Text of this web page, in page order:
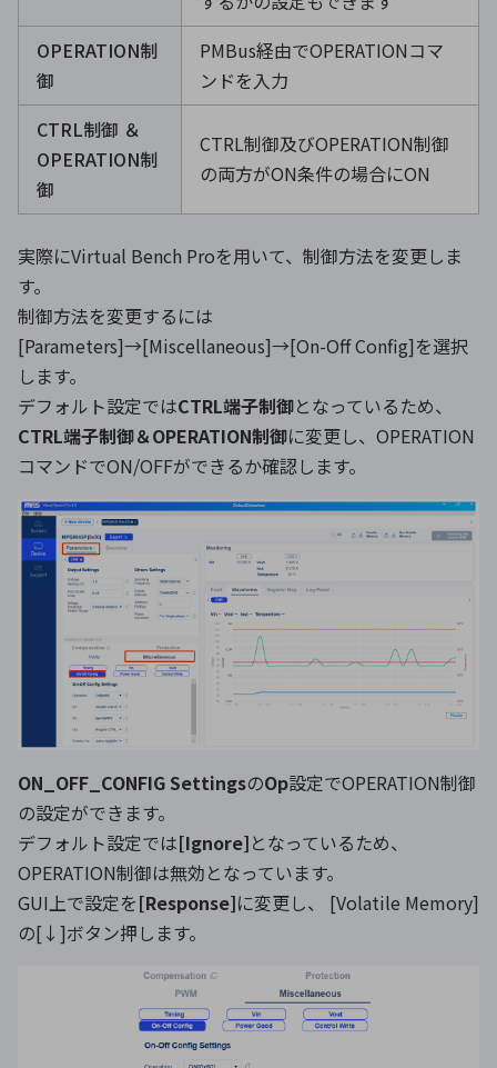
OPERATION制
御
PMBus経由でOPERATIONコマ
ンドを入力
CTRL制御 ＆
OPERATION制
御
CTRL制御及びOPERATION制御
の両方がON条件の場合にON
実際にVirtual Bench Proを用いて、制御方法を変更しま
す。
制御方法を変更するには
[Parameters]→[Miscellaneous]→[On-Off Config]を選択
します。
デフォルト設定ではCTRL端子制御となっているため、
CTRL端子制御＆OPERATION制御に変更し、OPERATION
コマンドでON/OFFができるか確認します。
ON_OFF_CONFIG SettingsのOp設定でOPERATION制御
の設定ができます。
デフォルト設定では[Ignore]となっているため、
OPERATION制御は無効となっています。
GUI上で設定を[Response]に変更し、 [Volatile Memory]
の[↓]ボタン押します。